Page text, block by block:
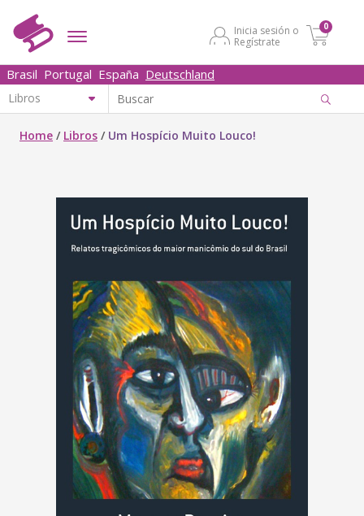
Inicia sesión o
Regístrate
0
Brasil Portugal España Deutschland
Home / Libros / Um Hospício Muito Louco!